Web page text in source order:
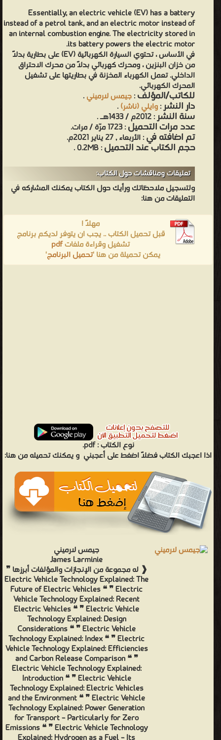
Essentially, an electric vehicle (EV) has a battery
instead of a petrol tank, and an electric motor instead of
an internal combustion engine. The electricity stored in
its battery powers the electric motor.
في الأساس ، تحتوي السيارة الكهربائية (EV) على بطارية بدلاً
من خزان البنزين ، ومحرك كهربائي بدلاً من محرك الاحتراق
الداخلي. تعمل الكهرباء المخزنة في بطاريتها على تشغيل
المحرك الكهربائي.
للكاتب/المؤلف:جيمس لارميني.
دار النشر:وايلي (ناشر).
سنة النشر: 2012م / 1433هـ .
عدد مرات التحميل: 1723 مرّة / مرات.
تم اضافته في: الأربعاء , 27 يناير 2021م.
حجم الكتاب عند التحميل: 0.2MB .
تعليقات ومناقشات حول الكتاب:
ولتسجيل ملاحظاتك ورأيك حول الكتاب يمكنك المشاركه في
التعليقات من هنا:
مهلاً !
قبل تحميل الكتاب .. يجب ان يتوفر لديكم برنامج
تشغيل وقراءة ملفاتpdf
يمكن تحميلة من هنا 'تحميل البرنامج'
نوع الكتاب :pdf.
اذا اعجبك الكتاب فضلاً اضغط على أعجبني و يمكنك تحميله من هنا:
جيمس لارميني
James Larminie
❰ له مجموعة من الإنجازات والمؤلفات أبرزها ❞
Electric Vehicle Technology Explained: The
Future of Electric Vehicles ❝ ❞ Electric
Vehicle Technology Explained: Recent
Electric Vehicles ❝ ❞ Electric Vehicle
Technology Explained: Design
Considerations ❝ ❞ Electric Vehicle
Technology Explained: Index ❝ ❞ Electric
Vehicle Technology Explained: Efficiencies
and Carbon Release Comparison ❝ ❞
Electric Vehicle Technology Explained:
Introduction ❝ ❞ Electric Vehicle
Technology Explained: Electric Vehicles
and the Environment ❝ ❞ Electric Vehicle
Technology Explained: Power Generation
for Transport – Particularly for Zero
Emissions ❝ ❞ Electric Vehicle Technology